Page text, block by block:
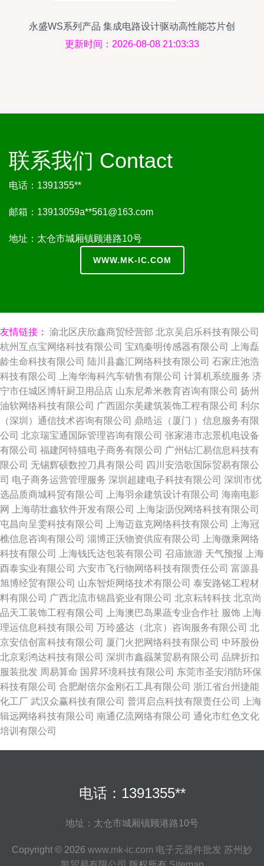
永盛WS系列产品 集成电路设计驱动高性能芯片创
新
更新时间：2026-08-08 21:03:33
联系我们 Contact
电话：1391355**
邮箱：13913059a**561@163.com
地址：太仓市城厢镇顾港路10号
WWW.MK-IC.COM
友情链接： 渝北区庆欣鑫商贸经营部 北京吴启乐科技有限公司
杭州互点宝网络科技有限公司 宝鸡秦明传感器有限公司
上海磊
龄生命科技有限公司 陆川县鑫汇网络科技有限公司 石家庄池浩
科技有限公司
上海华海科汽车销售有限公司 计算机系统服务 济
宁市任城区博轩厨卫用品店 山东尼希米教育咨询有限公司 扬州
油软网络科技有限公司 广西固尔美建筑装饰工程有限公司 利尔
（深圳）通信技术咨询有限公司 鼎晧运（厦门 ）信息服务有限
公司 北京瑞宝通国际管理咨询有限公司 张家港市志景机电设备
有限公司 福建阿特猫电子商务有限公司 广州钻汇易信息科技有
限公司 无锡辉硕数控刀具有限公司
四川安浩歌国际贸易有限公
司 电子商务运营管理服务 深圳超建电子科技有限公司 深圳市优
选品质商城科贸有限公司
上海羽余建筑设计有限公司 海南电影
网
上海萌壮鑫软件开发有限公司
上海柒沥倪网络科技有限公司
屯昌向呈雯科技有限公司
上海迈兹克网络科技有限公司
上海冠
樵信息咨询有限公司 淄博正沃物资供应有限公司
上海微乘网络
科技有限公司
上海钱氏达包装有限公司 召庙旅游 天气预报
上海
酉泰实业有限公司 六安市飞行物网络科技有限责任公司 富源县
旭博经贸有限公司 山东智炬网络技术有限公司 泰安路铭工程材
料有限公司 广西北流市锦昌瓷业有限公司 北京耘转科技 北京尚
品天工装饰工程有限公司
上海澳巴岛果蔬专业合作社 服饰
上海
理运信息科技有限公司 万玲盛达（北京）咨询服务有限公司 北
京安信创富科技有限公司 厦门火把网络科技有限公司 中环股份
北京彩鸿达科技有限公司 深圳市鑫赑莱贸易有限公司 品牌折扣
服装批发 周易算命 国昇环境科技有限公司 东莞市圣安消防环保
科技有限公司 合肥耐倍尔金刚石工具有限公司 浙江省台州捷能
化工厂 武汉众赢科技有限公司 普洱启点科技有限责任公司
上海
辑远网络科技有限公司 南通亿流网络有限公司 通化市红色文化
培训有限公司
电话：1391355**
地址：太仓市城厢镇顾港路10号
Copyright © 2026 www.mk-ic.com 电子元器件批发 苏州妙